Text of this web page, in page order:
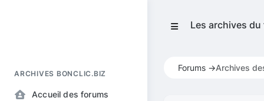
ARCHIVES BONCLIC.BIZ
Accueil des forums
Les archives
Forums ->Archives